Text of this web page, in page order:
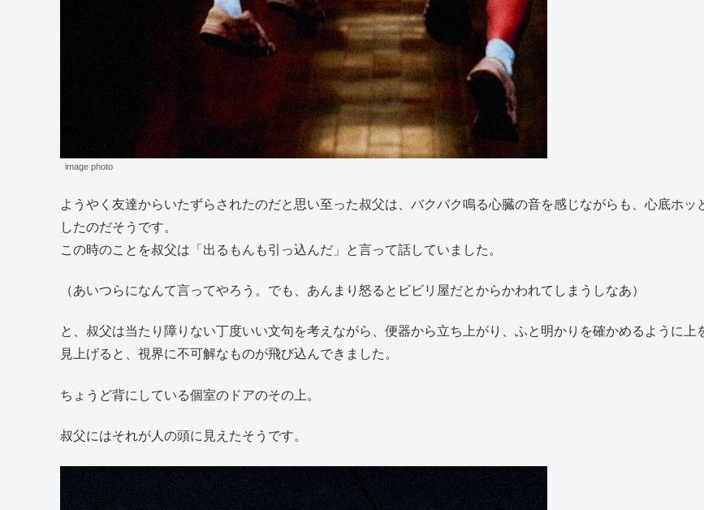
image photo
したのだそうです。
（あいつらになんて言ってやろう。でも、あんまり怒るとビビリ屋だとからかわれてしまうしなあ）
と、叔父は当たり障りない丁度いい文句を考えながら、便器から立ち上がり、ふと明かりを確かめるように上を